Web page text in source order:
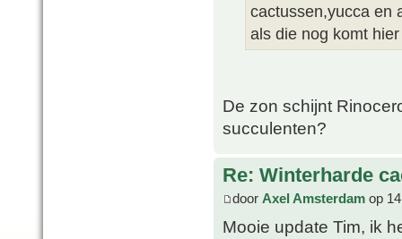
cactussen,yucca en
als die nog komt
De zon schijnt
succulenten?
Re: Winterharde
door Axel Amsterdam op
Mooie update Tim, ik